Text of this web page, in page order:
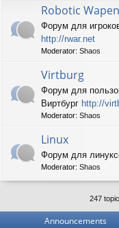
Robotic
Форум для
http://rwar.net
Moderator: Shaos
Virtburg
Форум для
Виртбург http://
Moderator: Shaos
Linux
Форум для
Moderator: Shaos
247
Announcements